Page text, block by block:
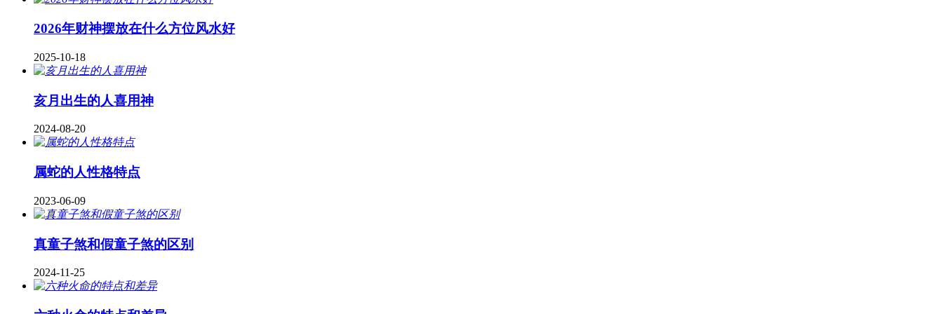
2026年财神摆放在什么方位风水好
2025-10-18
亥月出生的人喜用神
2024-08-20
属蛇的人性格特点
2023-06-09
真童子煞和假童子煞的区别
2024-11-25